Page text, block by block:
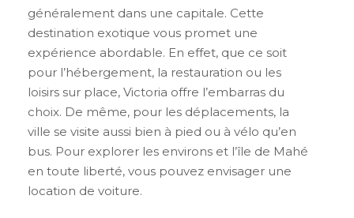
généralement dans une capitale. Cette
destination exotique vous promet une
expérience abordable. En effet, que ce soit
pour l’hébergement, la restauration ou les
loisirs sur place, Victoria offre l’embarras du
choix. De même, pour les déplacements, la
ville se visite aussi bien à pied ou à vélo qu’en
bus. Pour explorer les environs et l’île de Mahé
en toute liberté, vous pouvez envisager une
location de voiture.